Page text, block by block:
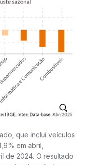
que inclui veículos
em abril,
de 2024. O resultado